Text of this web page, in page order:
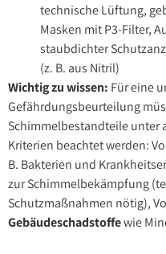
technische Lüftung,
Masken mit P3-Filter,
staubdichter
(z. B. aus Nitril)
Wichtig zu wissen: Für eine
Gefährdungsbeurteilung
Schimmelbestandteile unter
Kriterien beachtet werden:
B. Bakterien und
zur Schimmelbekämpfung
Schutzmaßnahmen nötig),
Gebäudeschadstoffewie